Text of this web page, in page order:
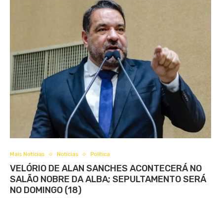
Mais Notícias Notícias Política
VELÓRIO DE ALAN SANCHES ACONTECERÁ NO
SALÃO NOBRE DA ALBA; SEPULTAMENTO SERÁ
NO DOMINGO (18)